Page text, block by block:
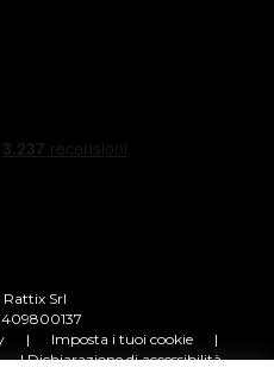
Srl
| Imposta i tuoi cookie
|
| Dichiarazione di accessibilità